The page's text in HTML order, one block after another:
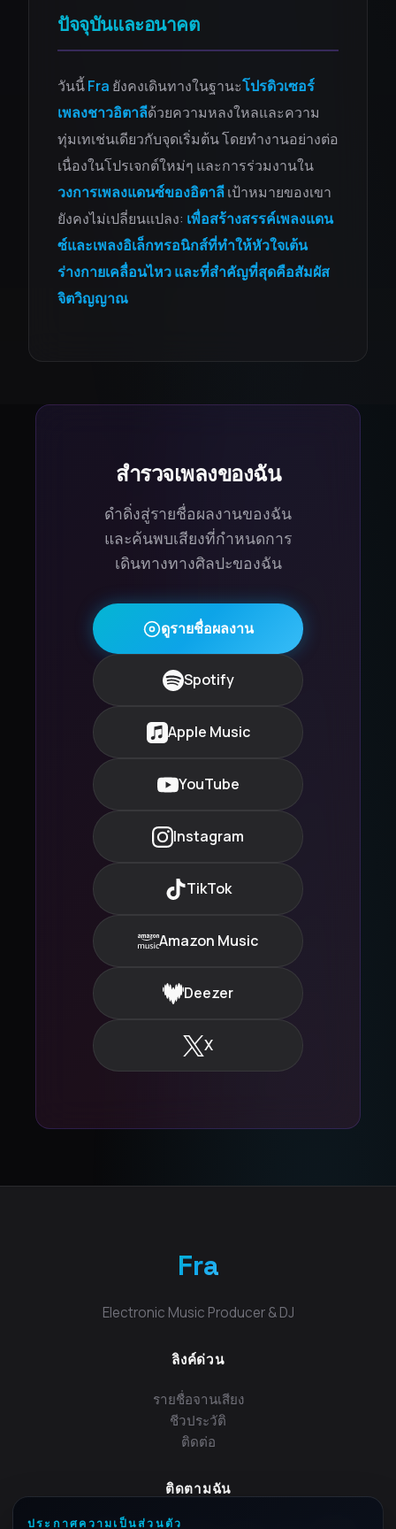
ปัจจุบันและอนาคต
วันนี้Fra ยังคงเดินทางในฐานะโปรดิวเซอร์
เพลงชาวอิตาลีด้วยความหลงใหลและความ
ทุ่มเทเช่นเดียวกับจุดเริ่มต้น โดยทำงานอย่างต่อ
เนื่องในโปรเจกต์ใหม่ๆ และการร่วมงานใน
วงการเพลงแดนซ์ของอิตาลีเป้าหมายของเขา
ยังคงไม่เปลี่ยนแปลง: เพื่อสร้างสรรค์เพลงแดน
ซ์และเพลงอิเล็กทรอนิกส์ที่ทำให้หัวใจเต้น
ร่างกายเคลื่อนไหว และที่สำคัญที่สุดคือสัมผัส
จิตวิญญาณ
สำรวจเพลงของฉัน
ดำดิ่งสู่รายชื่อผลงานของฉัน
และค้นพบเสียงที่กำหนดการ
เดินทางทางศิลปะของฉัน
ดูรายชื่อผลงาน
Spotify
Apple Music
YouTube
Instagram
TikTok
Amazon Music
Deezer
X
Fra
Electronic Music Producer & DJ
ลิงค์ด่วน
รายชื่อจานเสียง
ชีวประวัติ
ติดต่อ
ติดตามฉัน
ประกาศความเป็นส่วนตัว